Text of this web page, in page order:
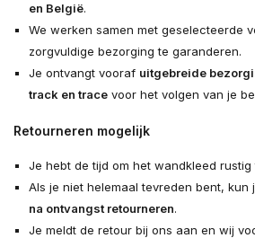
en België.
We werken samen met geselecteerde
zorgvuldige bezorging te garanderen.
Je ontvangt vooraf uitgebreide
track en tracevoor het volgen van je
Retourneren mogelijk
Je hebt de tijd om het wandkleed rustig
Als je niet helemaal tevreden bent, kun
na ontvangst retourneren.
Je meldt de retour bij ons aan en wij